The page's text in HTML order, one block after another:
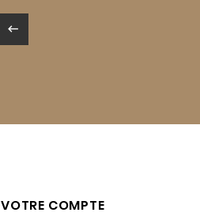

VOTRE COMPTE